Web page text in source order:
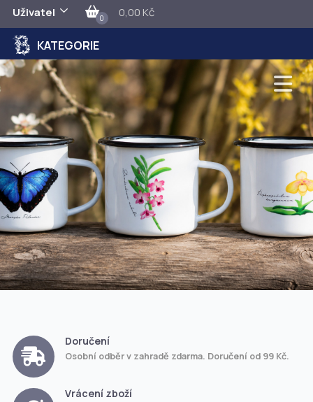
Uživatel 0 0,00 Kč
KATEGORIE
Doručení
Osobní odběr v zahradě zdarma. Doručení od 99 Kč.
Vrácení zboží